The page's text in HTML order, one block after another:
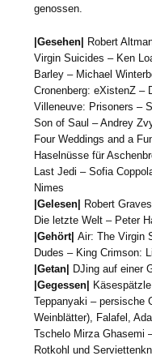
genossen.
|Gesehen|
Robert
Virgin Suicides – Ken
Barley – Michael
Cronenberg: eXistenZ –
Villeneuve: Prisoners –
Son of Saul – Andrey
Four Weddings and a
Haselnüsse für
Last Jedi – Sofia
Nimes
|Gelesen|
Robert
Die letzte Welt – Peter
|Gehört|Air: The Virgin
Dudes – King Crimson:
|Getan|
DJing auf einer
|Gegessen|
Teppanyaki – persische
Weinblätter), Falafel,
Tschelo Mirza Ghasemi
Rotkohl und